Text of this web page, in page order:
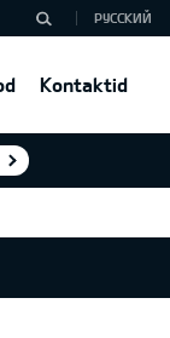
Kontaktid
РУССКИЙ